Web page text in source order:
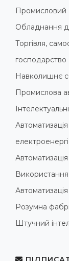
Промисловий
Обладнання
Торгівля,
господарство
Навколишнє
Промислова
Розумна
Штучний